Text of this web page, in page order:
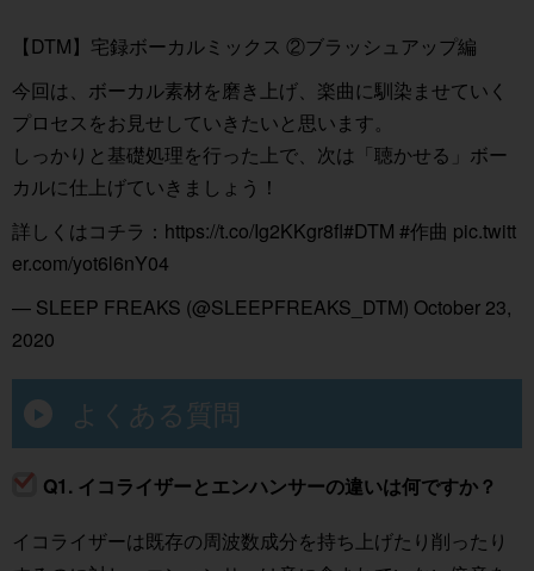
【DTM】宅録ボーカルミックス ②ブラッシュアップ編
今回は、ボーカル素材を磨き上げ、楽曲に馴染ませていく
プロセスをお見せしていきたいと思います。
しっかりと基礎処理を行った上で、次は「聴かせる」ボー
カルに仕上げていきましょう！
詳しくはコチラ： https://t.co/Ig2KKgr8fl#DTM #作曲 pic.twitt
er.com/yot6l6nY04
— SLEEP FREAKS (@SLEEPFREAKS_DTM) October 23,
2020
よくある質問
Q1. イコライザーとエンハンサーの違いは何ですか？
イコライザーは既存の周波数成分を持ち上げたり削ったり